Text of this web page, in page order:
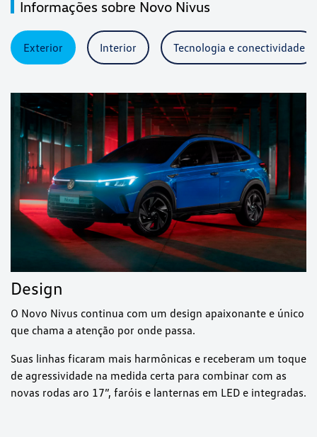
Informações sobre Novo Nivus
Exterior Interior Tecnologia e conectividade
Design
O Novo Nivus continua com um design apaixonante e único
que chama a atenção por onde passa.
Suas linhas ficaram mais harmônicas e receberam um toque
de agressividade na medida certa para combinar com as
novas rodas aro 17”, faróis e lanternas em LED e integradas.